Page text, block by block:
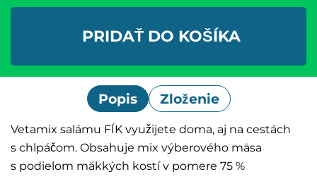
PRIDAŤ DO KOŠÍKA
Popis Zloženie
Vetamix salámu FÍK využijete doma, aj na cestách
s chlpáčom. Ob­sahuje mix výberového mäsa
s podielom mäkkých kostí v pomere 75 %